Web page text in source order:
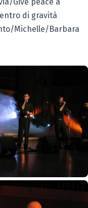
di gravità
Michelle/Barbara